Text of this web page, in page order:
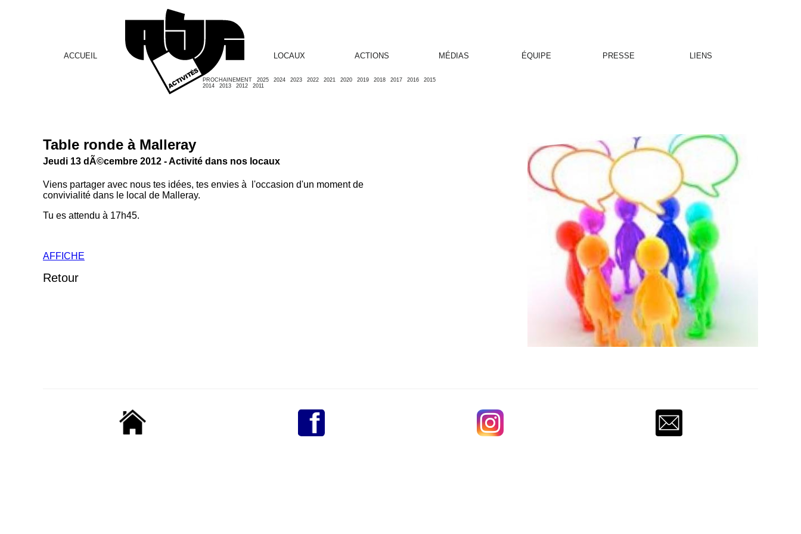
ACCUEIL
PROCHAINEMENT 2025 2024 2023 2022 2021 2020 2019 2018 2017 2016
2015
2014
2013 2012 2011
LOCAUX ACTIONS MÉDIAS ÉQUIPE PRESSE LIENS
Table ronde à Malleray
Jeudi 13 dÃ©cembre 2012 - Activité dans nos locaux
Viens partager avec nous tes idées, tes envies à l'occasion d'un moment de
convivialité dans le local de Malleray.
Tu es attendu à 17h45.
AFFICHE
Retour